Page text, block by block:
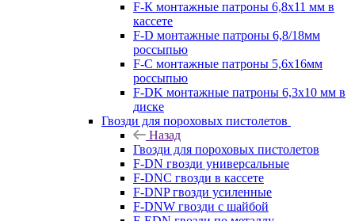
F-К монтажные патроны 6,8х11 мм в
кассете
F-D монтажные патроны 6,8/18мм
россыпью
F-C монтажные патроны 5,6х16мм
россыпью
F-DK монтажные патроны 6,3х10 мм в
диске
Гвозди для пороховых пистолетов
Назад
Гвозди для пороховых пистолетов
F-DN гвозди универсальные
F-DNC гвозди в кассете
F-DNP гвозди усиленные
F-DNW гвозди с шайбой